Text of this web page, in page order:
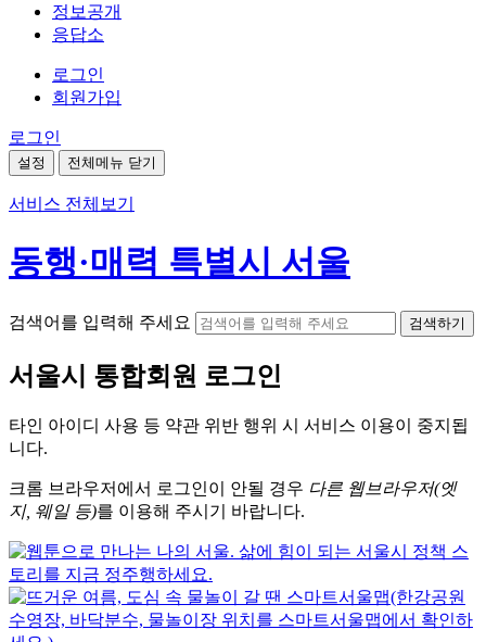
정보공개
응답소
로그인
회원가입
로그인
설정 전체메뉴 닫기
서비스 전체보기
동행·매력 특별시 서울
검색어를 입력해 주세요 검색하기
서울시 통합회원 로그인
타인 아이디 사용 등 약관 위반 행위 시 서비스 이용이 중지됩
니다.
크롬 브라우저에서 로그인이 안될 경우 다른 웹브라우저(엣
지, 웨일 등)를 이용해 주시기 바랍니다.